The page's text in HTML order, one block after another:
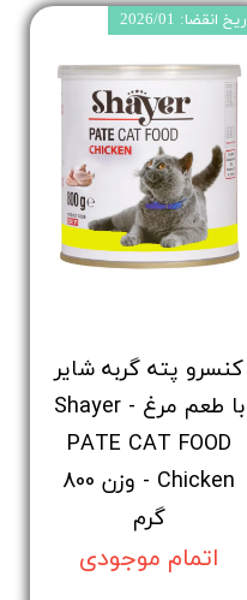
کنسرو پته گربه شایر
با طعم مرغ - Shayer
PATE CAT FOOD
Chicken - وزن 800
گرم
اتمام موجودی
انقضا: 2026/01